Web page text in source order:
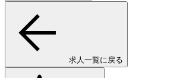
求人一覧に戻る